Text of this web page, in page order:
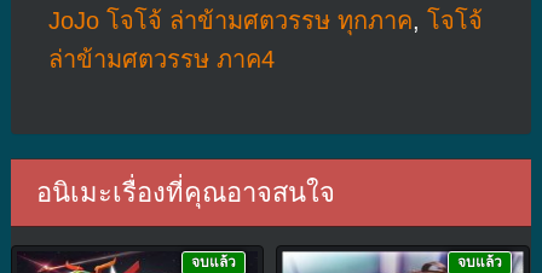
JoJo โจโจ้ ล่าข้ามศตวรรษ ทุกภาค, โจโจ้
ล่าข้ามศตวรรษ ภาค4
อนิเมะเรื่องที่คุณอาจสนใจ
จบแล้ว จบแล้ว